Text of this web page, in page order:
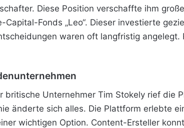
Diese Position verschaffte ihm
Fonds „Leo“. Dieser investierte
waren oft langfristig
britische Unternehmer Tim Stokely rief die
änderte sich alles. Die Plattform erlebte
wichtigen Option. Content-Ersteller